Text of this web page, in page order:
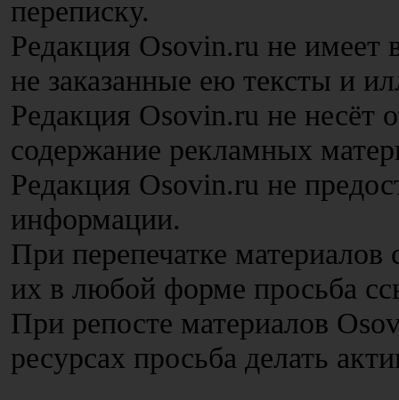
переписку.
Редакция Osovin.ru не имеет
не заказанные ею тексты и
Редакция Osovin.ru не несёт
содержание рекламных
Редакция Osovin.ru не
информации.
При перепечатке
их в любой форме просьба
При репосте материалов
ресурсах просьба делать